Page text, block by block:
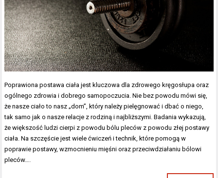
Poprawiona postawa ciała jest kluczowa dla zdrowego kręgosłupa oraz
ogólnego zdrowia i dobrego samopoczucia. Nie bez powodu mówi się,
że nasze ciało to nasz „dom”, który należy pielęgnować i dbać o niego,
tak samo jak o nasze relacje z rodziną i najbliższymi. Badania wykazują,
że większość ludzi cierpi z powodu bólu pleców z powodu złej postawy
ciała. Na szczęście jest wiele ćwiczeń i technik, które pomogą w
poprawie postawy, wzmocnieniu mięśni oraz przeciwdziałaniu bólowi
pleców….